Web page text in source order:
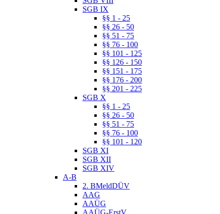
SGB IX
§§ 1 - 25
§§ 26 - 50
§§ 51 - 75
§§ 76 - 100
§§ 101 - 125
§§ 126 - 150
§§ 151 - 175
§§ 176 - 200
§§ 201 - 225
SGB X
§§ 1 - 25
§§ 26 - 50
§§ 51 - 75
§§ 76 - 100
§§ 101 - 120
SGB XI
SGB XII
SGB XIV
A-B
2. BMeldDÜV
AAG
AAÜG
AAÜG-ErstV